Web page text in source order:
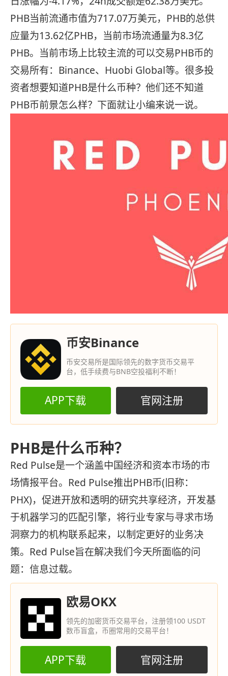
PHB当前流通市值为717.07万美元，PHB的总供
应量为13.62亿PHB，当前市场流通量为8.3亿
PHB。当前市场上比较主流的可以交易PHB币的
交易所有：Binance、Huobi Global等。很多投
资者想要知道PHB是什么币种？他们还不知道
PHB币前景怎么样？下面就让小编来说一说。
币安Binance
币安交易所是国际领先的数字货币交易平
台，低手续费与BNB空投福利不断！
APP下载 官网注册
PHB是什么币种？
Red Pulse是一个涵盖中国经济和资本市场的市
场情报平台。Red Pulse推出PHB币(旧称：
PHX)，促进开放和透明的研究共享经济，开发基
于机器学习的匹配引擎，将行业专家与寻求市场
洞察力的机构联系起来，以制定更好的业务决
策。Red Pulse旨在解决我们今天所面临的问
题：信息过载。
欧易OKX
领先的加密货币交易平台，注册领100 USDT
数币盲盒，币圈常用的交易平台！
APP下载 官网注册